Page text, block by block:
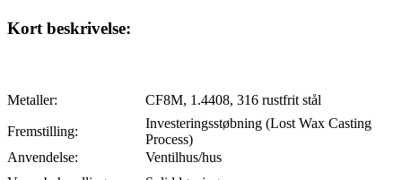
Kort beskrivelse:
Metaller: CF8M, 1.4408, 316 rustfrit stål
Fremstilling:
Investeringsstøbning (Lost Wax Casting
Process)
Anvendelse:
Ventilhus/hus